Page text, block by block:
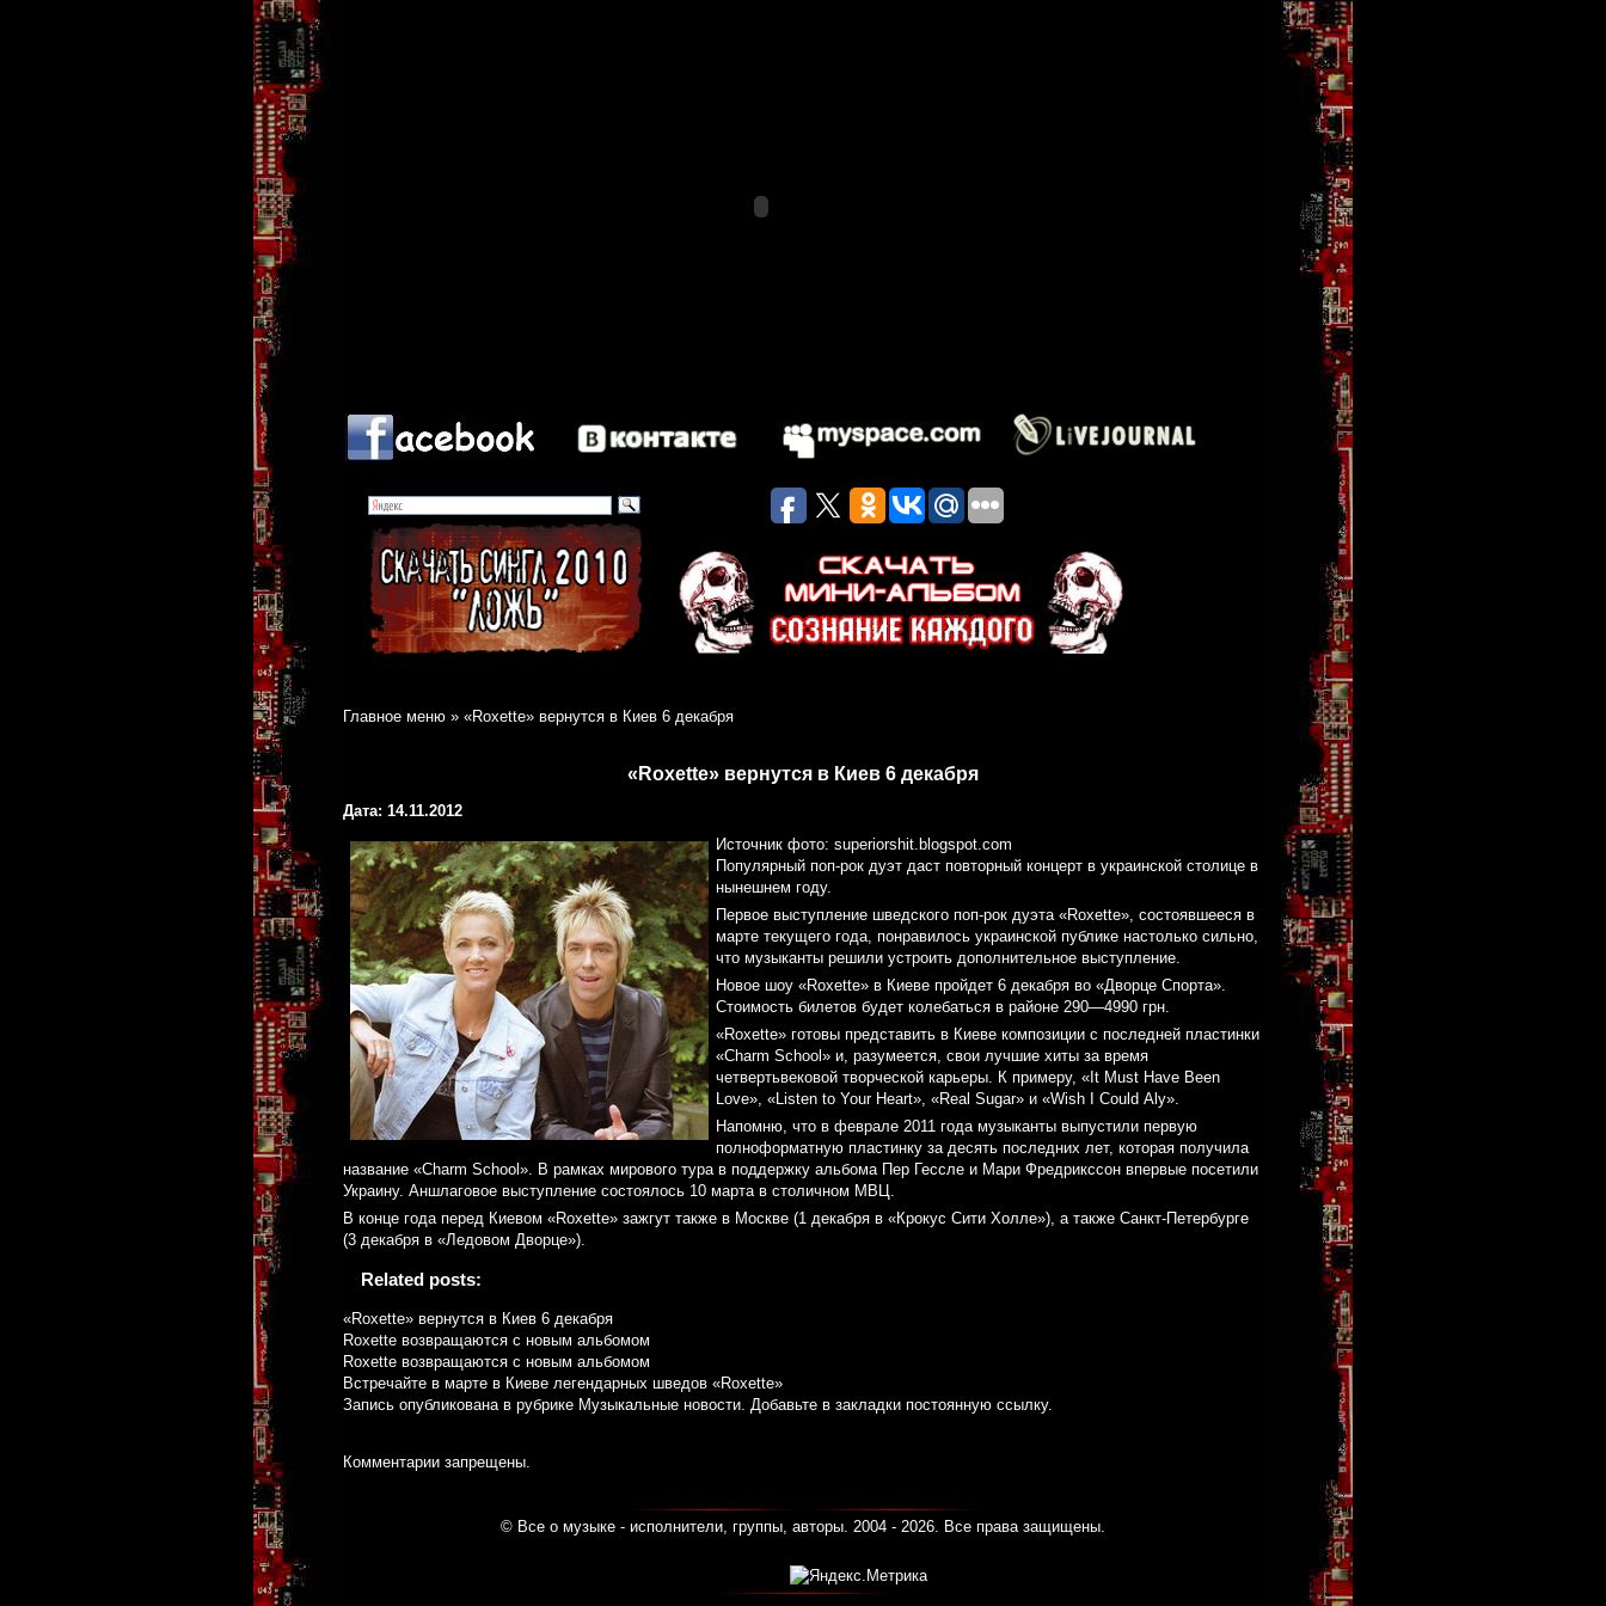
Главное меню » «Roxette» вернутся в Киев 6 декабря
«Roxette» вернутся в Киев 6 декабря
Дата: 14.11.2012
Источник фото: superiorshit.blogspot.com
Популярный поп-рок дуэт даст повторный концерт в украинской столице в
нынешнем году.
Первое выступление шведского поп-рок дуэта «Roxette», состоявшееся в
марте текущего года, понравилось украинской публике настолько сильно,
что музыканты решили устроить дополнительное выступление.
Новое шоу «Roxette» в Киеве пройдет 6 декабря во «Дворце Спорта».
Стоимость билетов будет колебаться в районе 290—4990 грн.
«Roxette» готовы представить в Киеве композиции с последней пластинки
«Charm School» и, разумеется, свои лучшие хиты за время
четвертьвековой творческой карьеры. К примеру, «It Must Have Been
Love», «Listen to Your Heart», «Real Sugar» и «Wish I Сould Аly».
Напомню, что в феврале 2011 года музыканты выпустили первую
полноформатную пластинку за десять последних лет, которая получила
название «Charm School». В рамках мирового тура в поддержку альбома Пер Гессле и Мари Фредрикссон впервые посетили
Украину. Аншлаговое выступление состоялось 10 марта в столичном МВЦ.
В конце года перед Киевом «Roxette» зажгут также в Москве (1 декабря в «Крокус Сити Холле»), а также Санкт-Петербурге
(3 декабря в «Ледовом Дворце»).
Related posts:
«Roxette» вернутся в Киев 6 декабря
Roxette возвращаются с новым альбомом
Roxette возвращаются с новым альбомом
Встречайте в марте в Киеве легендарных шведов «Roxette»
Запись опубликована в рубрике Музыкальные новости. Добавьте в закладки постоянную ссылку.
Комментарии запрещены.
© Все о музыке - исполнители, группы, авторы. 2004 - 2026. Все права защищены.